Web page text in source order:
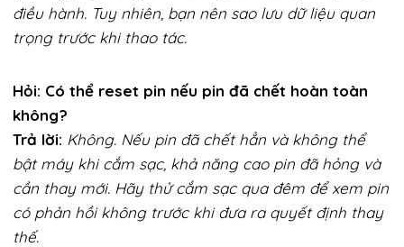
điều hành. Tuy nhiên, bạn nên sao lưu dữ liệu quan
trọng trước khi thao tác.
Hỏi: Có thể reset pin nếu pin đã chết hoàn toàn
không?
Trả lời: Không. Nếu pin đã chết hẳn và không thể
bật máy khi cắm sạc, khả năng cao pin đã hỏng và
cần thay mới. Hãy thử cắm sạc qua đêm để xem pin
có phản hồi không trước khi đưa ra quyết định thay
thế.